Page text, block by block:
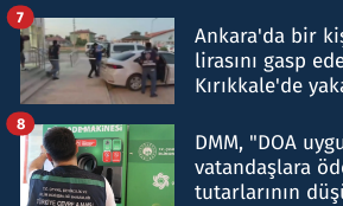
Ankara'da bir
lirasını gasp
Kırıkkale'de
7
DMM, "DOA
vatandaşlara
tutarlarının
8